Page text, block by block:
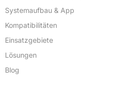
Systemaufbau & App
Kompatibilitäten
Einsatzgebiete
Lösungen
Blog